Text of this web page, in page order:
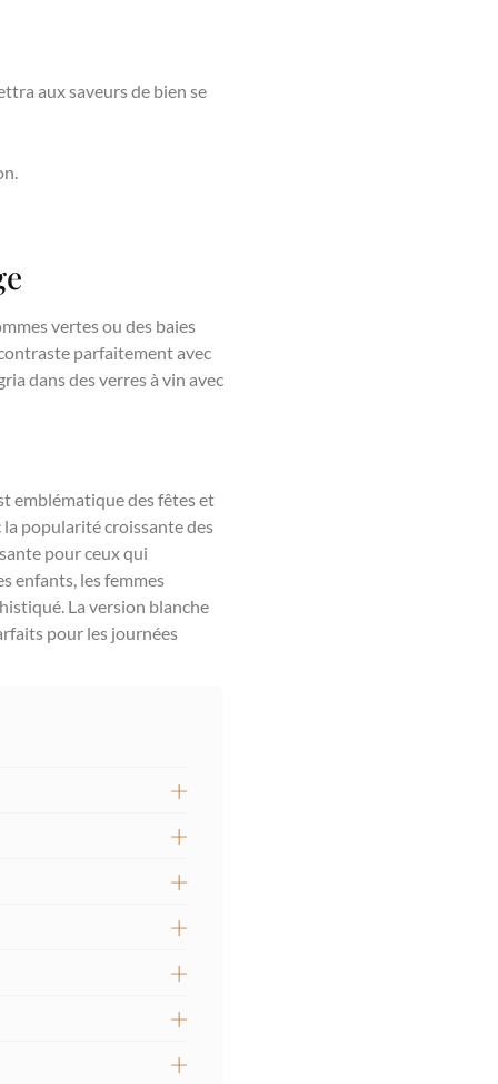
aux saveurs de bien se
vertes ou des baies
parfaitement avec
dans des verres à vin avec
emblématique des fêtes et
la popularité croissante des
pour ceux qui
enfants, les femmes
La version blanche
pour les journées